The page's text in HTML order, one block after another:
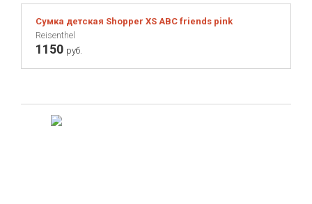
Сумка детская Shopper XS ABC friends pink
Reisenthel
1150 руб.